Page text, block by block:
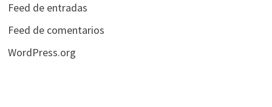
Feed de entradas
Feed de comentarios
WordPress.org